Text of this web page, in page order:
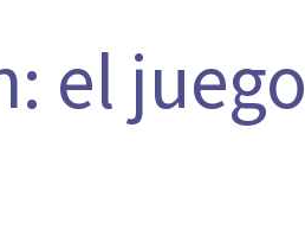
el juego